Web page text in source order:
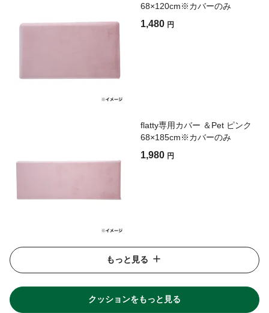
68×120cm※カバーのみ
1,480 円
flatty専用カバー ＆Pet ピンク
68×185cm※カバーのみ
1,980 円
もっと見る
クッションをもっと見る